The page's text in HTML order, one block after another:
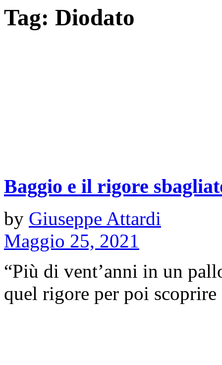
Tag: Diodato
Baggio e il rigore
by Giuseppe Attardi
Maggio 25, 2021
“Più di vent’anni in un
quel rigore per poi scoprire